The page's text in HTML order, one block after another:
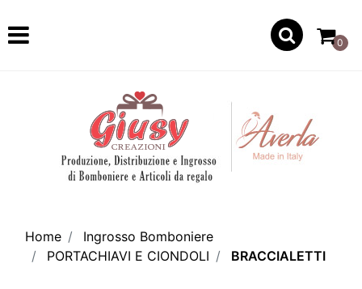
Open
0
Home
Ingrosso Bomboniere
PORTACHIAVI E CIONDOLI
BRACCIALETTI